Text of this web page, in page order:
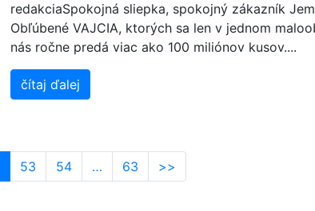
redakciaSpokojná sliepka, spokojný zákazník
Obľúbené VAJCIA, ktorých sa len v jednom
nás ročne predá viac ako 100 miliónov kusov....
čítaj ďalej
53 54 … 63 >>